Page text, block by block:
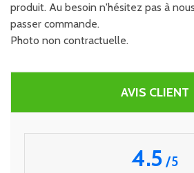
produit. Au besoin n'hésitez pas à
passer commande.
Photo non contractuelle.
AVIS CLIENT
4.5/5